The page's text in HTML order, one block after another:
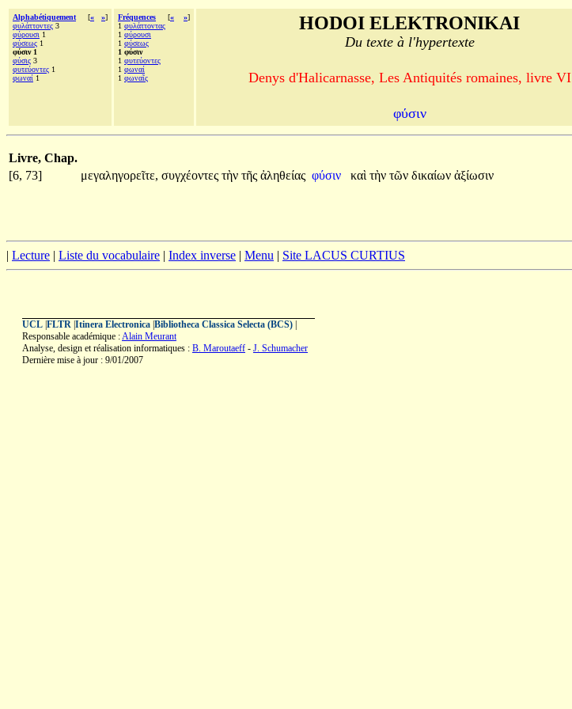
Alphabétiquement [« »]
φυλάττοντες 3
φύρουσι 1
φύσεως 1
φύσιν 1
φύσις 3
φυτεύοντες 1
φωναί 1
Fréquences [« »]
1 φυλάττοντας
1 φύρουσι
1 φύσεως
1 φύσιν
1 φυτεύοντες
1 φωναί
1 φωναῖς
HODOI ELEKTRONIKAI
Du texte à l'hypertexte
Denys d'Halicarnasse, Les Antiquités romaines, livre VI
φύσιν
Livre, Chap.
[6, 73]
μεγαληγορεῖτε, συγχέοντες τὴν τῆς ἀληθείας φύσιν καὶ τὴν τῶν δικαίων ἀξίωσιν
| Lecture | Liste du vocabulaire | Index inverse | Menu | Site LACUS CURTIUS
UCL FLTR Itinera Electronica Bibliotheca Classica Selecta (BCS)
Responsable académique :Alain Meurant
Analyse, design et réalisation informatiques : B. Maroutaeff - J. Schumacher
Dernière mise à jour : 9/01/2007